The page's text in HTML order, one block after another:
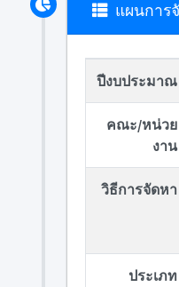
แผนการ
ปีงบประมาณ
คณะ/หน่วย
งาน
วิธีการจัดหา
ประเภท